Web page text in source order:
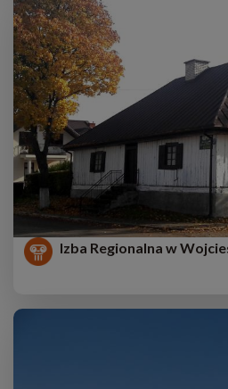
Izba Regionalna w